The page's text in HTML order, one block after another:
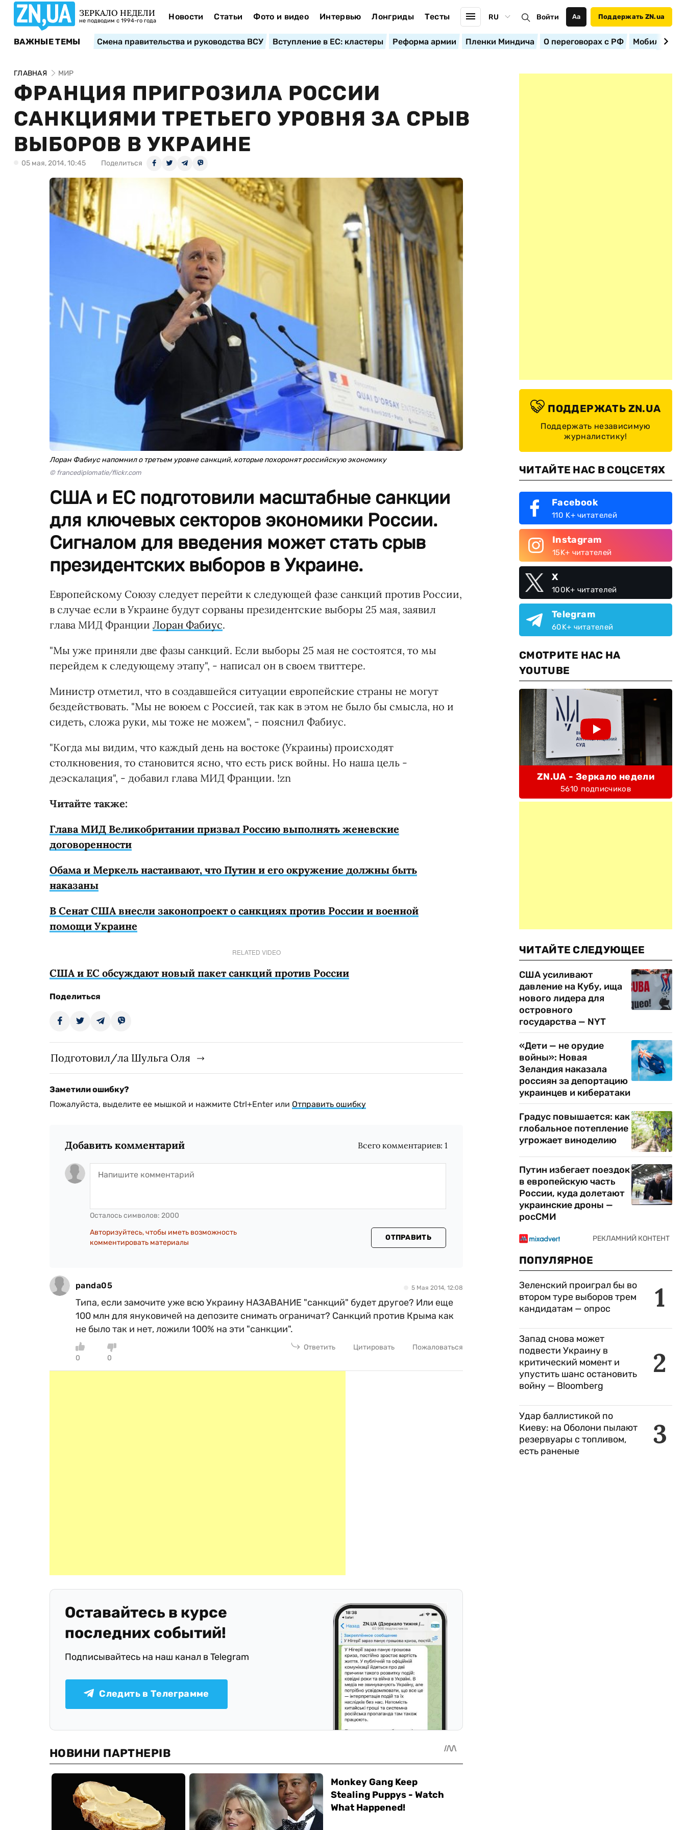
ЗЕРКАЛО НЕДЕЛИ
не подводим с 1994-го года Новости Статьи Фото и видео Интервью Лонгриды Тесты RU Войти Аа Поддержать ZN.ua
ВАЖНЫЕ ТЕМЫ Смена правительства и руководства ВСУ Вступление в ЕС: кластеры Реформа армии Пленки Миндича О переговорах с РФ
ГЛАВНАЯ МИР
ФРАНЦИЯ ПРИГРОЗИЛА РОССИИ
САНКЦИЯМИ ТРЕТЬЕГО УРОВНЯ ЗА СРЫВ
ВЫБОРОВ В УКРАИНЕ
05 мая, 2014, 10:45 Поделиться
Лоран Фабиус напомнил о третьем уровне санкций, которые похоронят российскую экономику
© francediplomatie/flickr.com
США и ЕС подготовили масштабные санкции
для ключевых секторов экономики России.
Сигналом для введения может стать срыв
президентских выборов в Украине.
Европейскому Союзу следует перейти к следующей фазе санкций против России,
в случае если в Украине будут сорваны президентские выборы 25 мая, заявил
глава МИД Франции Лоран Фабиус.
"Мы уже приняли две фазы санкций. Если выборы 25 мая не состоятся, то мы
перейдем к следующему этапу", - написал он в своем твиттере.
Министр отметил, что в создавшейся ситуации европейские страны не могут
бездействовать. "Мы не воюем с Россией, так как в этом не было бы смысла, но и
сидеть, сложа руки, мы тоже не можем", - пояснил Фабиус.
"Когда мы видим, что каждый день на востоке (Украины) происходят
столкновения, то становится ясно, что есть риск войны. Но наша цель -
деэскалация", - добавил глава МИД Франции. !zn
Читайте также:
Глава МИД Великобритании призвал Россию выполнять женевские
договоренности
Обама и Меркель настаивают, что Путин и его окружение должны быть
наказаны
В Сенат США внесли законопроект о санкциях против России и военной
помощи Украине
RELATED VIDEO
США и ЕС обсуждают новый пакет санкций против России
Поделиться
Подготовил/ла Шульга Оля
Заметили ошибку?
Пожалуйста, выделите ее мышкой и нажмите Ctrl+Enter или Отправить ошибку
Добавить комментарий Всего комментариев:1
Осталось символов: 2000
Авторизуйтесь, чтобы иметь возможность
комментировать материалы
ОТПРАВИТЬ
panda05 5 Мая 2014, 12:08
Типа, если замочите уже всю Украину НАЗАВАНИЕ "санкций" будет другое? Или еще
100 млн для януковичей на депозите снимать ограничат? Санкций против Крыма как
не было так и нет, ложили 100% на эти "санкции".
0 0
Ответить Цитировать Пожаловаться
Оставайтесь в курсе
последних событий!
Подписывайтесь на наш канал в Telegram
Следить в Телеграмме
ПОДДЕРЖАТЬ ZN.UA
Поддержать независимую
журналистику!
ЧИТАЙТЕ НАС В СОЦСЕТЯХ
Facebook
110 K+ читателей
Instagram
15K+ читателей
X
100K+ читателей
Telegram
60K+ читателей
СМОТРИТЕ НАС НА
YOUTUBE
ZN.UA - Зеркало недели
5610 подписчиков
ЧИТАЙТЕ СЛЕДУЮЩЕЕ
США усиливают
давление на Кубу, ища
нового лидера для
островного
государства — NYT
«Дети — не орудие
войны»: Новая
Зеландия наказала
россиян за депортацию
украинцев и кибератаки
Градус повышается: как
глобальное потепление
угрожает виноделию
Путин избегает поездок
в европейскую часть
России, куда долетают
украинские дроны —
росСМИ
ПОПУЛЯРНОЕ
1
Зеленский проиграл бы во
втором туре выборов трем
кандидатам — опрос
2
Запад снова может
подвести Украину в
критический момент и
упустить шанс остановить
войну — Bloomberg
3
Удар баллистикой по
Киеву: на Оболони пылают
резервуары с топливом,
есть раненые